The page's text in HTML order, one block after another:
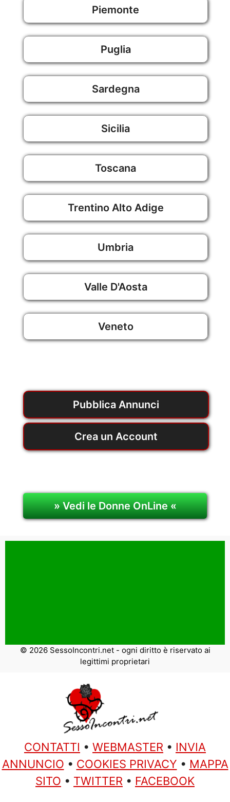
Piemonte
Puglia
Sardegna
Sicilia
Toscana
Trentino Alto Adige
Umbria
Valle D'Aosta
Veneto
Pubblica Annunci
Crea un Account
» Vedi le Donne OnLine «
© 2026 SessoIncontri.net - ogni diritto è riservato ai
legittimi proprietari
CONTATTI • WEBMASTER • INVIA
ANNUNCIO • COOKIES PRIVACY • MAPPA
SITO • TWITTER • FACEBOOK